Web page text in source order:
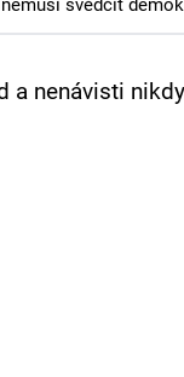
svědčit
a nenávisti